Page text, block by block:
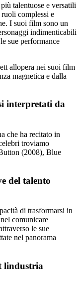
talentuose e versatili
complessi e
I suoi film sono un
indimenticabili
sue performance
allopera nei suoi film
magnetica e dalla
interpretati da
che ha recitato in
troviamo
(2008), Blue
del talento
di trasformarsi in
comunicare
le sue
nel panorama
lindustria